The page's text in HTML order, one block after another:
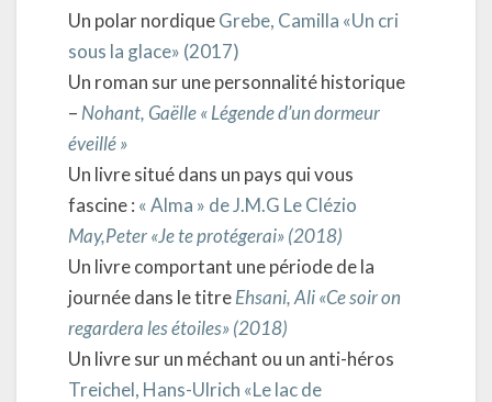
Un polar nordiqueGrebe, Camilla «Un cri
sous la glace» (2017)
Un roman sur une personnalité historique
– Nohant, Gaëlle « Légende d’un dormeur
éveillé »
Un livre situé dans un pays qui vous
fascine : « Alma » de J.M.G Le Clézio
May,Peter «Je te protégerai» (2018)
Un livre comportant une période de la
journée dans le titreEhsani, Ali «Ce soir on
regardera les étoiles» (2018)
Un livre sur un méchant ou un anti-héros
Treichel, Hans-Ulrich «Le lac de